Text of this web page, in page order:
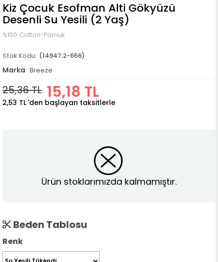
Kiz Çocuk Esofman Alti Gökyüzü
Desenli Su Yesili (2 Yaş)
%100 Cotton-Pamuk
(14947.2-656)
Marka : Breeze
25,36 TL 15,18 TL
2,53 TL 'den başlayan taksitlerle
Ürün stoklarımızda kalmamıştır.
Beden Tablosu
Renk